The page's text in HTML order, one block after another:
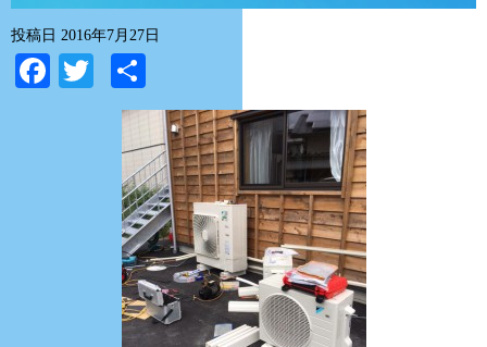
投稿日 2016年7月27日
Facebook
Twitter
有